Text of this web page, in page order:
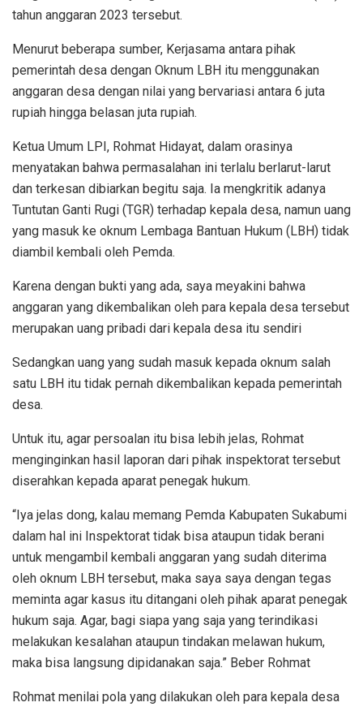
tahun anggaran 2023 tersebut.
Menurut beberapa sumber, Kerjasama antara pihak
pemerintah desa dengan Oknum LBH itu menggunakan
anggaran desa dengan nilai yang bervariasi antara 6 juta
rupiah hingga belasan juta rupiah.
Ketua Umum LPI, Rohmat Hidayat, dalam orasinya
menyatakan bahwa permasalahan ini terlalu berlarut-larut
dan terkesan dibiarkan begitu saja. Ia mengkritik adanya
Tuntutan Ganti Rugi (TGR) terhadap kepala desa, namun uang
yang masuk ke oknum Lembaga Bantuan Hukum (LBH) tidak
diambil kembali oleh Pemda.
Karena dengan bukti yang ada, saya meyakini bahwa
anggaran yang dikembalikan oleh para kepala desa tersebut
merupakan uang pribadi dari kepala desa itu sendiri
Sedangkan uang yang sudah masuk kepada oknum salah
satu LBH itu tidak pernah dikembalikan kepada pemerintah
desa.
Untuk itu, agar persoalan itu bisa lebih jelas, Rohmat
menginginkan hasil laporan dari pihak inspektorat tersebut
diserahkan kepada aparat penegak hukum.
“Iya jelas dong, kalau memang Pemda Kabupaten Sukabumi
dalam hal ini Inspektorat tidak bisa ataupun tidak berani
untuk mengambil kembali anggaran yang sudah diterima
oleh oknum LBH tersebut, maka saya saya dengan tegas
meminta agar kasus itu ditangani oleh pihak aparat penegak
hukum saja. Agar, bagi siapa yang saja yang terindikasi
melakukan kesalahan ataupun tindakan melawan hukum,
maka bisa langsung dipidanakan saja.” Beber Rohmat
Rohmat menilai pola yang dilakukan oleh para kepala desa